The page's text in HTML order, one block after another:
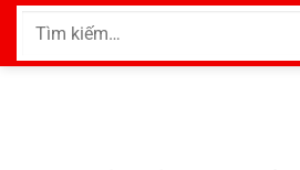
Bỏ
nội
Tìm